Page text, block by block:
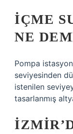
İÇME
NE
Pompa
seviyesinden
istenilen
tasarlanmış